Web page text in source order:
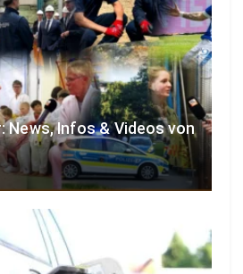
News, Infos & Videos von